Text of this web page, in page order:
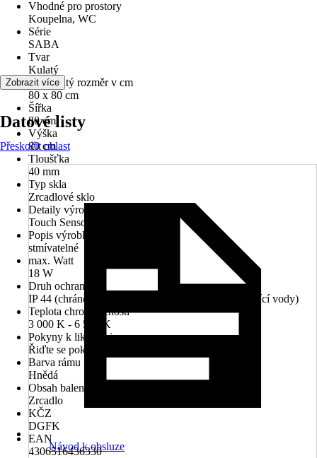
Vhodné pro prostory
Koupelna, WC
Série
SABA
Tvar
Kulatý
Jmenovitý rozměr v cm
80 x 80 cm
Šířka
80 cm
Výška
80 cm
Tloušťka
40 mm
Typ skla
Zrcadlové sklo
Detaily výrobku
Touch Sensor, Systém Anti-Fog
Popis výrobku
stmívatelné
max. Watt
18 W
Druh ochrany
IP 44 (chráněno před vniknutím cizích těles a stříkající vody)
Teplota chromatičnosti
3 000 K - 6 500 K
Pokyny k likvidaci
Řiďte se pokyny pro likvidaci
Barva rámu
Hnědá
Obsah balení
Zrcadlo
KČZ
DGFK
EAN
4306516436330
Zobrazit více
Datové listy
Přeskočit oblast
Návod k obsluze